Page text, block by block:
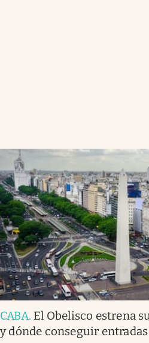
CABA. El Obelisco estrena
y dónde conseguir entradas